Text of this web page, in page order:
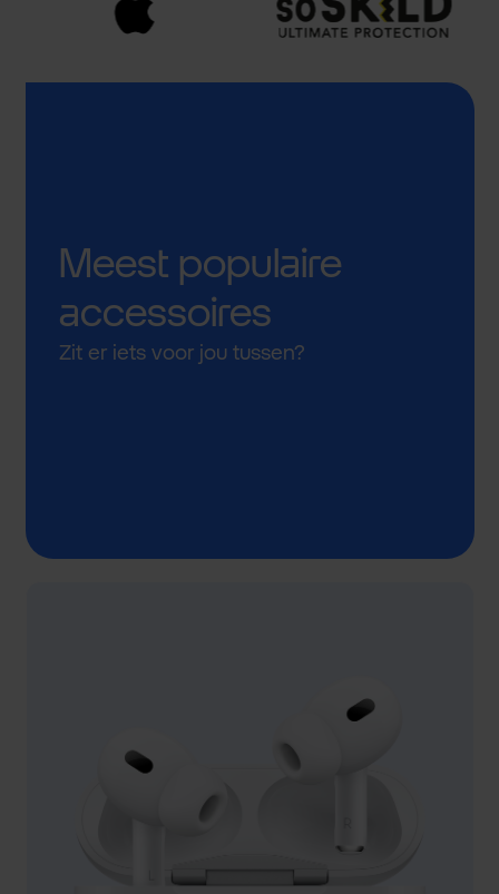
Meest populaire
accessoires
Zit er iets voor jou tussen?